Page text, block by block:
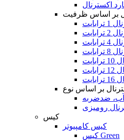
بر اساس ظرفیت
بر اساس نوع
ضدضربه
رومیزی
کیس
کیس کامپیوتر
کیس Green